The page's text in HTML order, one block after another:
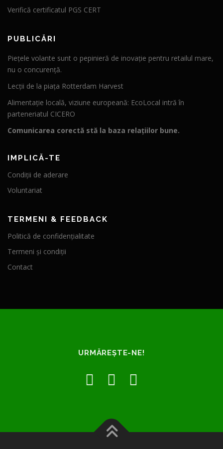
Verifică certificatul PGS CERT
PUBLICĂRI
Piețele volante sunt o pepinieră de inovație pentru retailul mare,
nu o concurență.
Lecții de la piața Rotterdam Harvest
Alimentație locală, viziune europeană: EcoLocal intră în
parteneriatul CICERO
Comunicarea corectă stă la baza relațiilor bune.
IMPLICĂ-TE
Condiții de aderare
Voluntariat
TERMENI & FEEDBACK
Politică de confidențialitate
Termeni și condiții
Contact
URMĂREȘTE-NE!